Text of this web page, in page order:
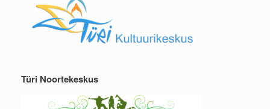
Türi Noortekeskus